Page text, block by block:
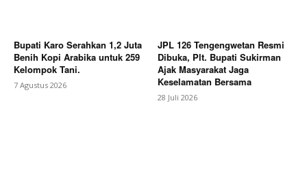
News Week
Bupati Karo Serahkan 1,2 Juta
Benih Kopi Arabika untuk 259
Kelompok Tani.
7 Agustus 2026
JPL 126 Tengengwetan Resmi
Dibuka, Plt. Bupati Sukirman
Ajak Masyarakat Jaga
Keselamatan Bersama
28 Juli 2026